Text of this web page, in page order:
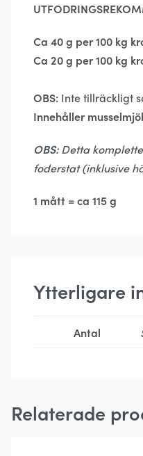
Ca 40 g per 100 kg
Ca 20 g per 100 kg
OBS: Inte tillräckligt
Innehåller
OBS:Detta
foderstat (inklusive
1 mått = ca 115 g
Ytterligare
Antal
Relaterade